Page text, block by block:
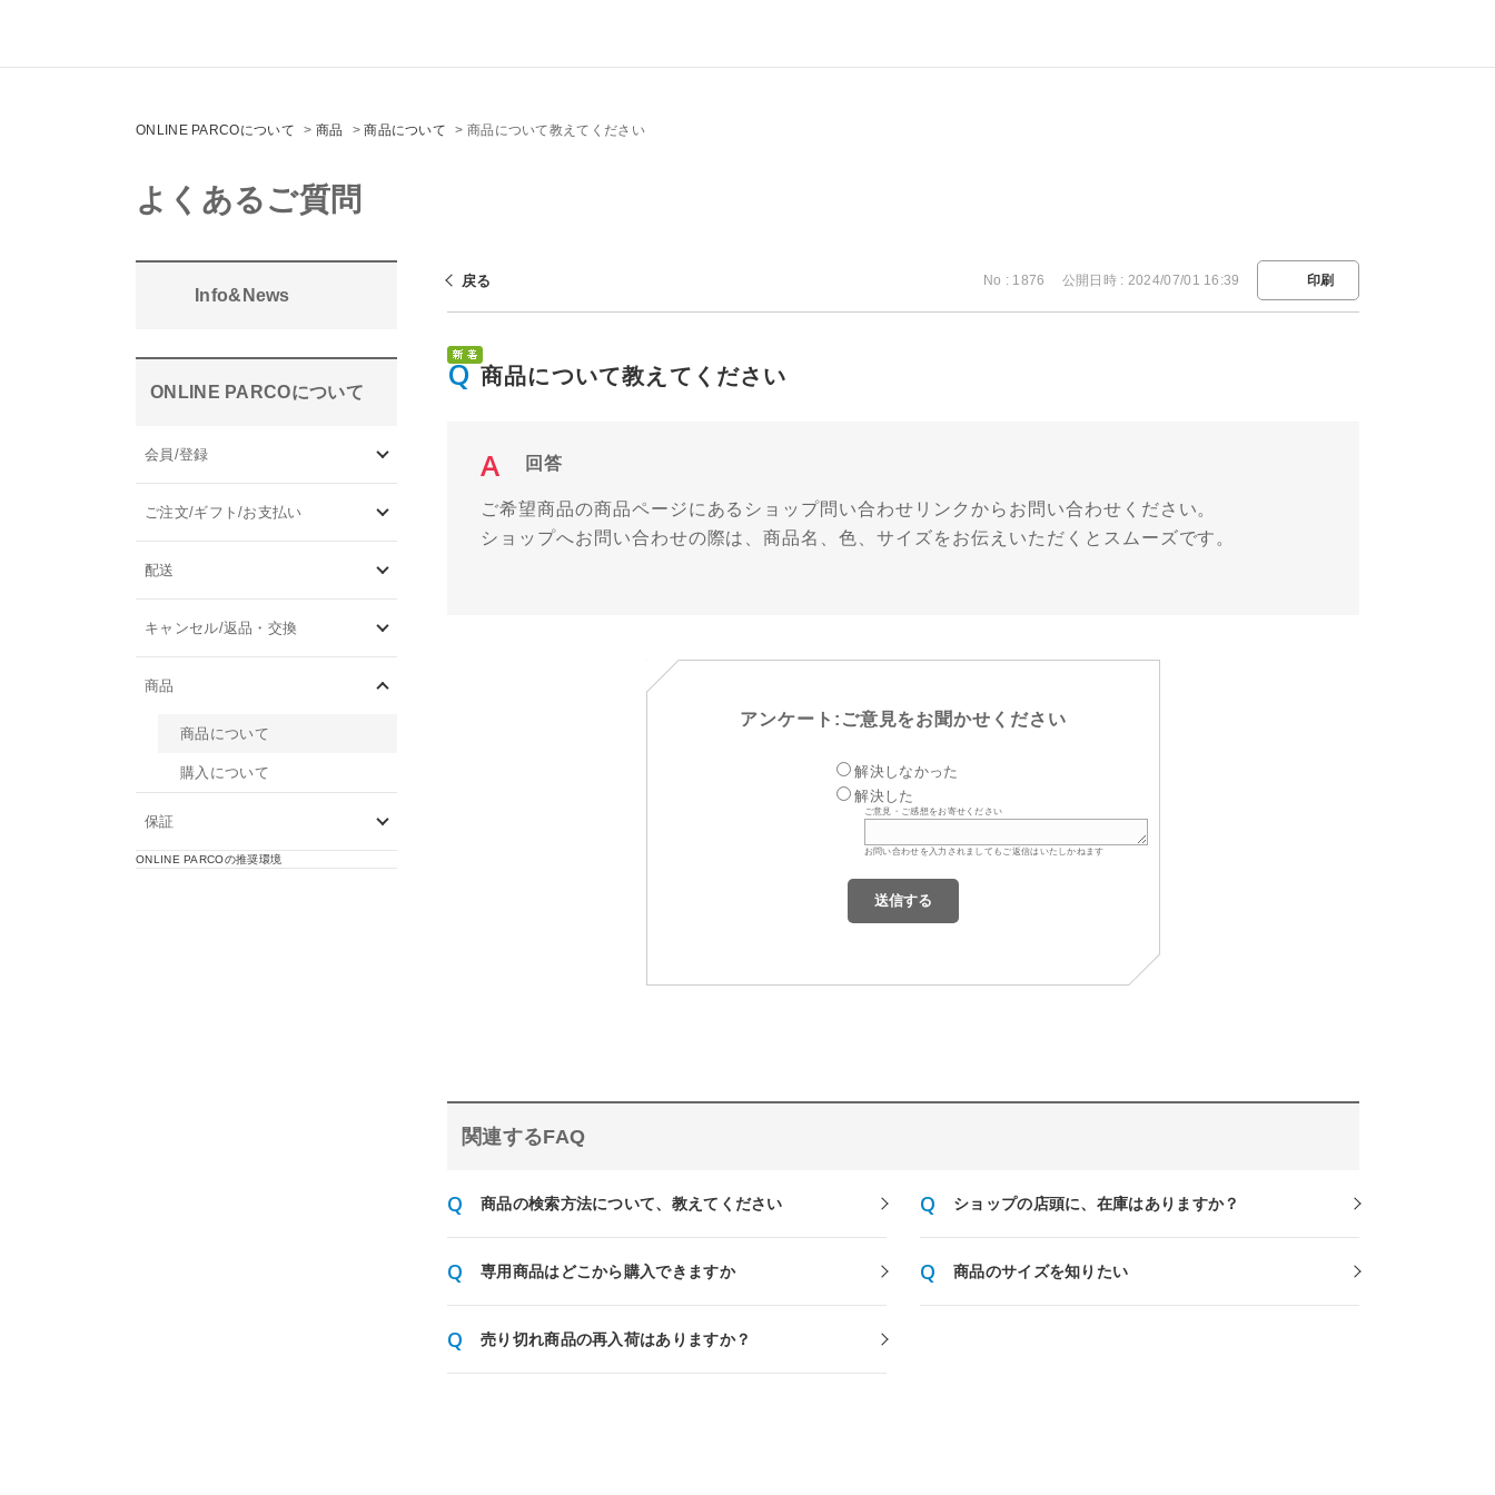
ONLINE PARCOについて > 商品 >商品について > 商品について教えてください
よくあるご質問
Info&News
ONLINE PARCOについて
会員/登録
ご注文/ギフト/お支払い
配送
キャンセル/返品・交換
商品
商品について
購入について
保証
ONLINE PARCOの推奨環境
戻る No : 1876 公開日時 : 2024/07/01 16:39 印刷
商品について教えてください
回答
ご希望商品の商品ページにあるショップ問い合わせリンクからお問い合わせください。
ショップへお問い合わせの際は、商品名、色、サイズをお伝えいただくとスムーズです。
アンケート:ご意見をお聞かせください
解決しなかった
解決した
ご意見・ご感想をお寄せください
お問い合わせを入力されましてもご返信はいたしかねます
関連するFAQ
商品の検索方法について、教えてください ショップの店頭に、在庫はありますか？
専用商品はどこから購入できますか 商品のサイズを知りたい
売り切れ商品の再入荷はありますか？